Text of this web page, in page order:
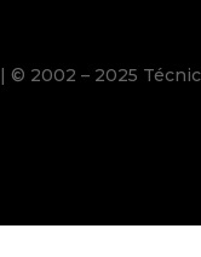
| © 2002 – 2025